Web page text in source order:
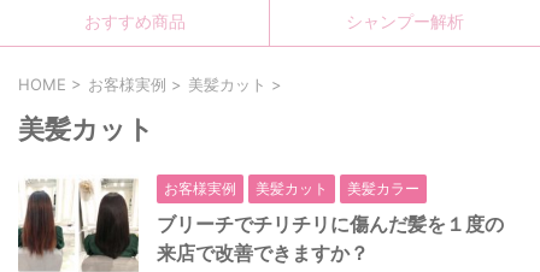
おすすめ商品 シャンプー解析
HOME > お客様実例 > 美髪カット >
美髪カット
お客様実例 美髪カット 美髪カラー
ブリーチでチリチリに傷んだ髪を１度の
来店で改善できますか？